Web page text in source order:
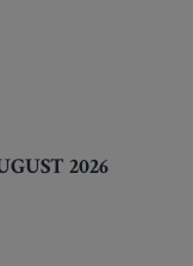
2026